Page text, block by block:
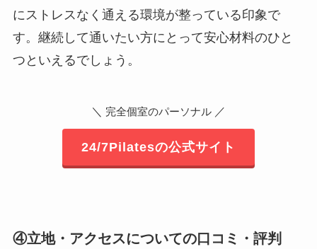
にストレスなく通える環境が整っている印象で
す。継続して通いたい方にとって安心材料のひと
つといえるでしょう。
＼ 完全個室のパーソナル ／
24/7Pilatesの公式サイト
④立地・アクセスについての口コミ・評判